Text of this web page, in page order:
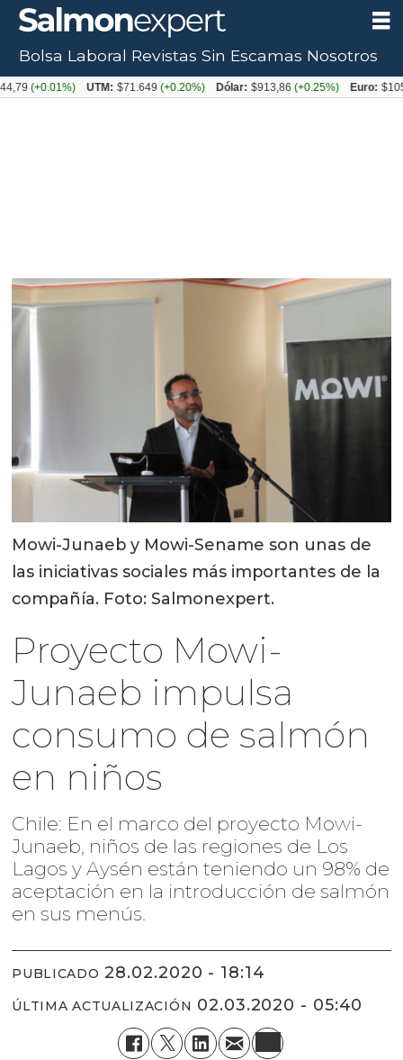
Mowi-Junaeb y Mowi-Sename son unas de
las iniciativas sociales más importantes de la
compañía. Foto: Salmonexpert.
Proyecto Mowi-
Junaeb impulsa
consumo de salmón
en niños
Chile: En el marco del proyecto Mowi-
Junaeb, niños de las regiones de Los
Lagos y Aysén están teniendo un 98% de
aceptación en la introducción de salmón
en sus menús.
PUBLICADO 28.02.2020 - 18:14
ÚLTIMA ACTUALIZACIÓN 02.03.2020 - 05:40
Bolsa Laboral Revistas Sin Escamas Nosotros
UTM: $71.649 (+0.20%) Dólar: $913,86 (+0.25%) Euro: $1053,08(-